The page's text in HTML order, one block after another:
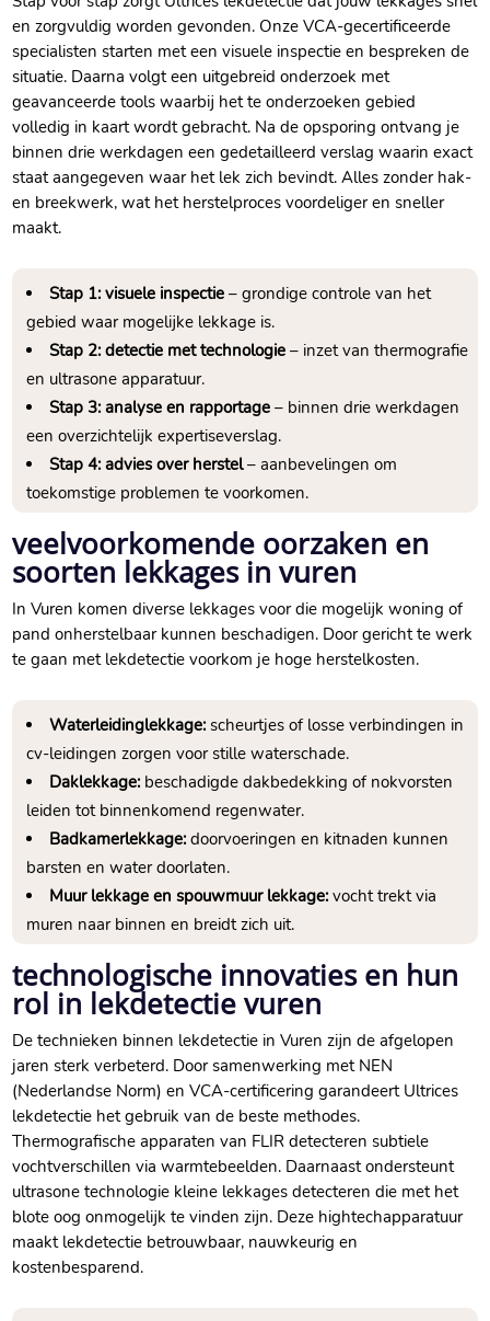
en zorgvuldig worden gevonden. Onze VCA-gecertificeerde
specialisten starten met een visuele inspectie en bespreken de
situatie. Daarna volgt een uitgebreid onderzoek met
geavanceerde tools waarbij het te onderzoeken gebied
volledig in kaart wordt gebracht. Na de opsporing ontvang je
binnen drie werkdagen een gedetailleerd verslag waarin exact
staat aangegeven waar het lek zich bevindt. Alles zonder hak-
en breekwerk, wat het herstelproces voordeliger en sneller
maakt.
Stap 1: visuele inspectie – grondige controle van het
gebied waar mogelijke lekkage is.
Stap 2: detectie met technologie – inzet van thermografie
en ultrasone apparatuur.
Stap 3: analyse en rapportage – binnen drie werkdagen
een overzichtelijk expertiseverslag.
Stap 4: advies over herstel– aanbevelingen om
toekomstige problemen te voorkomen.
veelvoorkomende oorzaken en
soorten lekkages in vuren
In Vuren komen diverse lekkages voor die mogelijk woning of
pand onherstelbaar kunnen beschadigen. Door gericht te werk
te gaan met lekdetectie voorkom je hoge herstelkosten.
Waterleidinglekkage:scheurtjes of losse verbindingen in
cv-leidingen zorgen voor stille waterschade.
Daklekkage:beschadigde dakbedekking of nokvorsten
leiden tot binnenkomend regenwater.
Badkamerlekkage:doorvoeringen en kitnaden kunnen
barsten en water doorlaten.
Muur lekkage en spouwmuur lekkage:vocht trekt via
muren naar binnen en breidt zich uit.
technologische innovaties en hun
rol in lekdetectie vuren
De technieken binnen lekdetectie in Vuren zijn de afgelopen
jaren sterk verbeterd. Door samenwerking met NEN
(Nederlandse Norm) en VCA-certificering garandeert Ultrices
lekdetectie het gebruik van de beste methodes.
Thermografische apparaten van FLIR detecteren subtiele
vochtverschillen via warmtebeelden. Daarnaast ondersteunt
ultrasone technologie kleine lekkages detecteren die met het
blote oog onmogelijk te vinden zijn. Deze hightechapparatuur
maakt lekdetectie betrouwbaar, nauwkeurig en
kostenbesparend.